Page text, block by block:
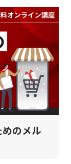
のメル